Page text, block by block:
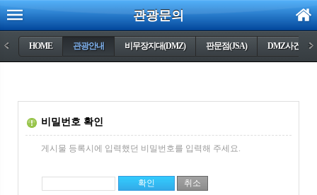
관광문의
< HOME 관광안내 비무장지대(DMZ) 판문점(JSA) DMZ사건들 >
비밀번호 확인
게시물 등록시에 입력했던 비밀번호를 입력해 주세요.